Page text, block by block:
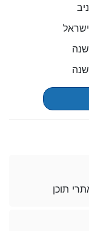
ניב
ישראל
שנה
שנה
תוכן